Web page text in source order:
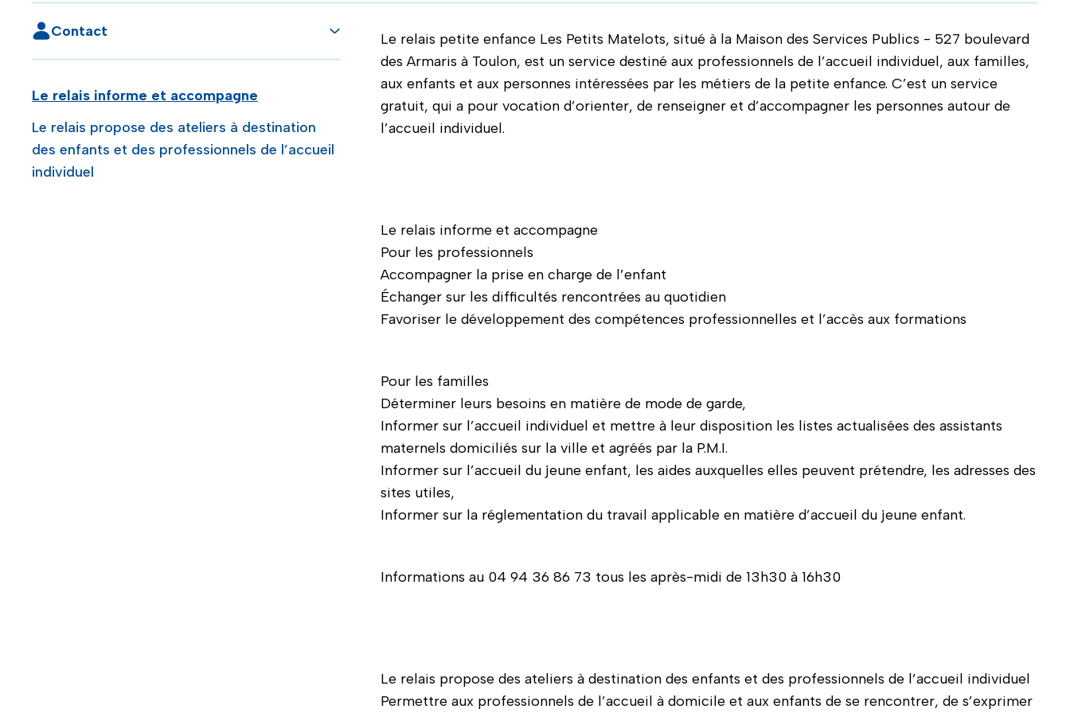
Contact
Le relais informe et accompagne
Le relais propose des ateliers à destination
des enfants et des professionnels de l’accueil
individuel
Le relais petite enfance Les Petits Matelots, situé à la Maison des Services Publics - 527 boulevard
des Armaris à Toulon, est un service destiné aux professionnels de l’accueil individuel, aux familles,
aux enfants et aux personnes intéressées par les métiers de la petite enfance. C’est un service
gratuit, qui a pour vocation d’orienter, de renseigner et d’accompagner les personnes autour de
l’accueil individuel.
Le relais informe et accompagne
Pour les professionnels
Accompagner la prise en charge de l’enfant
Échanger sur les difficultés rencontrées au quotidien
Favoriser le développement des compétences professionnelles et l’accès aux formations
Pour les familles
Déterminer leurs besoins en matière de mode de garde,
Informer sur l’accueil individuel et mettre à leur disposition les listes actualisées des assistants
maternels domiciliés sur la ville et agréés par la P.M.I.
Informer sur l’accueil du jeune enfant, les aides auxquelles elles peuvent prétendre, les adresses des
sites utiles,
Informer sur la réglementation du travail applicable en matière d’accueil du jeune enfant.
Informations au 04 94 36 86 73 tous les après-midi de 13h30 à 16h30
Le relais propose des ateliers à destination des enfants et des professionnels de l’accueil individuel
Permettre aux professionnels de l’accueil à domicile et aux enfants de se rencontrer, de s’exprimer